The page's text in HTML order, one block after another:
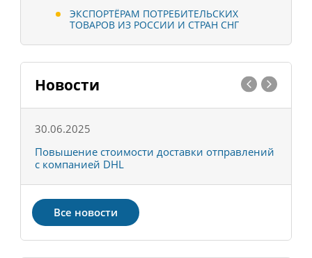
ЭКСПОРТЁРАМ ПОТРЕБИТЕЛЬСКИХ
ТОВАРОВ ИЗ РОССИИ И СТРАН СНГ
Новости
30.06.2025
Повышение стоимости доставки отправлений
с компанией DHL
Все новости